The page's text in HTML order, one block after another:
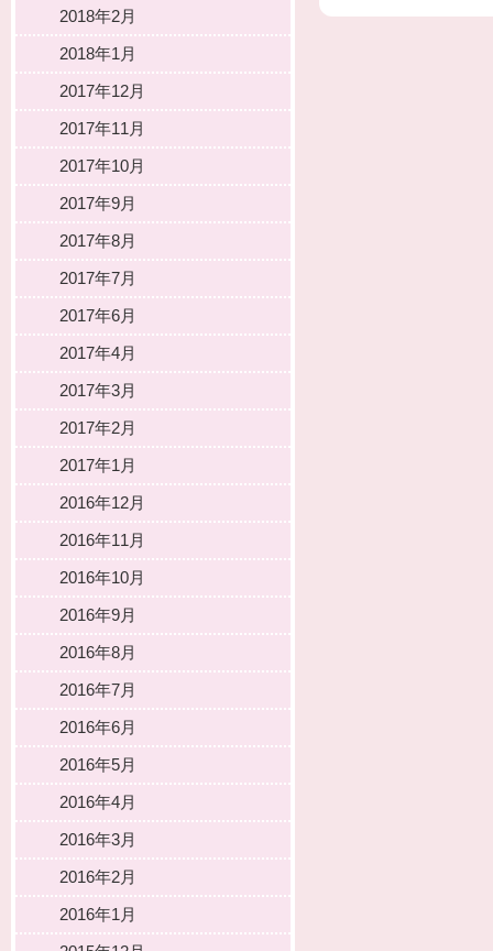
2018年2月
2018年1月
2017年12月
2017年11月
2017年10月
2017年9月
2017年8月
2017年7月
2017年6月
2017年4月
2017年3月
2017年2月
2017年1月
2016年12月
2016年11月
2016年10月
2016年9月
2016年8月
2016年7月
2016年6月
2016年5月
2016年4月
2016年3月
2016年2月
2016年1月